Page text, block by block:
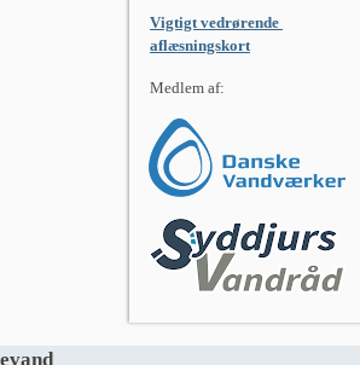
Vigtigt vedrørende
aflæsningskort
Medlem af: